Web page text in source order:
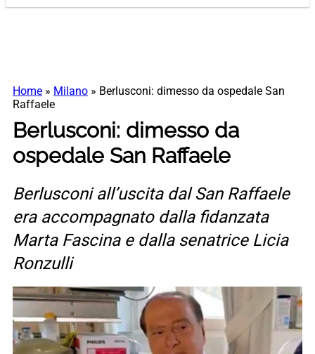
Home » Milano » Berlusconi: dimesso da ospedale San
Raffaele
Berlusconi: dimesso da
ospedale San Raffaele
Berlusconi all’uscita dal San Raffaele
era accompagnato dalla fidanzata
Marta Fascina e dalla senatrice Licia
Ronzulli